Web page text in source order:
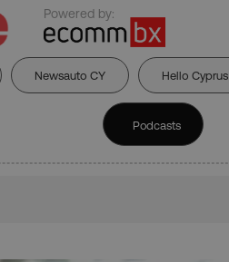
Powered by:
Newsauto CY Hello Cyprus
Podcasts